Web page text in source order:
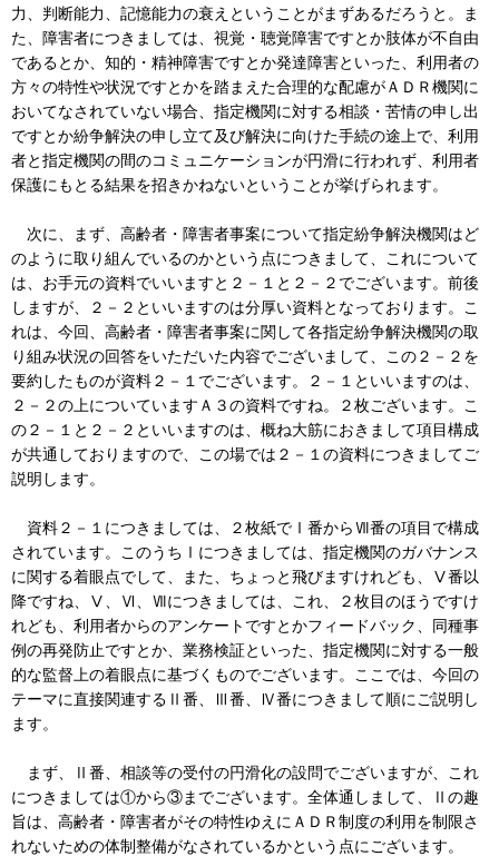
力、判断能力、記憶能力の衰えということがまずあるだろうと。ま
た、障害者につきましては、視覚・聴覚障害ですとか肢体が不自由
であるとか、知的・精神障害ですとか発達障害といった、利用者の
方々の特性や状況ですとかを踏まえた合理的な配慮がＡＤＲ機関に
おいてなされていない場合、指定機関に対する相談・苦情の申し出
ですとか紛争解決の申し立て及び解決に向けた手続の途上で、利用
者と指定機関の間のコミュニケーションが円滑に行われず、利用者
保護にもとる結果を招きかねないということが挙げられます。
次に、まず、高齢者・障害者事案について指定紛争解決機関はど
のように取り組んでいるのかという点につきまして、これについて
は、お手元の資料でいいますと２－１と２－２でございます。前後
しますが、２－２といいますのは分厚い資料となっております。こ
れは、今回、高齢者・障害者事案に関して各指定紛争解決機関の取
り組み状況の回答をいただいた内容でございまして、この２－２を
要約したものが資料２－１でございます。２－１といいますのは、
２－２の上についていますＡ３の資料ですね。２枚ございます。こ
の２－１と２－２といいますのは、概ね大筋におきまして項目構成
が共通しておりますので、この場では２－１の資料につきましてご
説明します。
資料２－１につきましては、２枚紙でⅠ番からⅦ番の項目で構成
されています。このうちⅠにつきましては、指定機関のガバナンス
に関する着眼点でして、また、ちょっと飛びますけれども、Ⅴ番以
降ですね、Ⅴ、Ⅵ、Ⅶにつきましては、これ、２枚目のほうですけ
れども、利用者からのアンケートですとかフィードバック、同種事
例の再発防止ですとか、業務検証といった、指定機関に対する一般
的な監督上の着眼点に基づくものでございます。ここでは、今回の
テーマに直接関連するⅡ番、Ⅲ番、Ⅳ番につきまして順にご説明し
ます。
まず、Ⅱ番、相談等の受付の円滑化の設問でございますが、これ
につきましては①から③までございます。全体通しまして、Ⅱの趣
旨は、高齢者・障害者がその特性ゆえにＡＤＲ制度の利用を制限さ
れないための体制整備がなされているかという点にございます。